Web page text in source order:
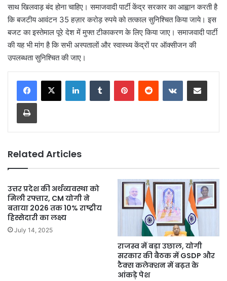
साथ खिलवाड़ बंद होना चाहिए। समाजवादी पार्टी केंद्र सरकार का आह्वान करती है
कि बजटीय आवंटन 35 हज़ार करोड़ रुपये को तत्काल सुनिश्चित किया जाये। इस
बजट का इस्तेमाल पूरे देश में मुफ्त टीकाकरण के लिए किया जाए। समाजवादी पार्टी
की यह भी मांग है कि सभी अस्पतालों और स्वास्थ्य केंद्रों पर ऑक्सीजन की
उपलब्धता सुनिश्चित की जाए।
LinkedInTumblr PinterestReddit VKontakteShare via Email
Print
Related Articles
उत्तर प्रदेश की अर्थव्यवस्था को
मिली रफ्तार, CM योगी ने
बताया 2026 तक 10% राष्ट्रीय
हिस्सेदारी का लक्ष्य
July 14, 2025
राजस्व में बड़ा उछाल, योगी
सरकार की बैठक में GSDP और
टैक्स कलेक्शन में बढ़त के
आंकड़े पेश